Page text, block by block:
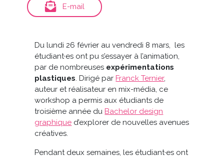
E-mail
Du lundi 26 février au vendredi 8 mars, les
étudiant·es ont pu s’essayer à l’animation,
par de nombreuses expérimentations
plastiques. Dirigé par Franck Ternier,
auteur et réalisateur en mix-média, ce
workshop a permis aux étudiants de
troisième année du Bachelor design
graphique d’explorer de nouvelles avenues
créatives.
Pendant deux semaines, les étudiant·es ont